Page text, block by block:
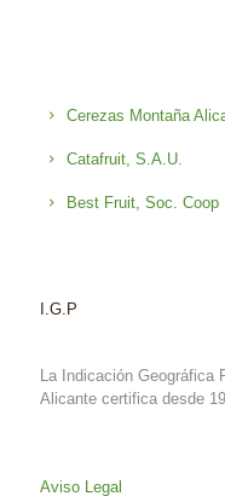
Cerezas Montaña
Catafruit, S.A.U.
Best Fruit, Soc. Coop
I.G.P
La Indicación Geográfica
Alicante certifica desde
Aviso Legal